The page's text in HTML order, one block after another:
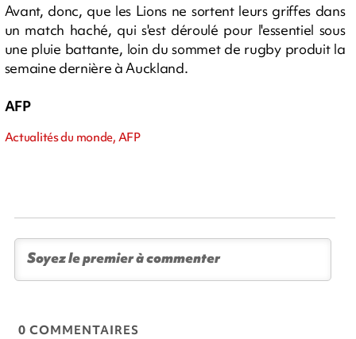
Avant, donc, que les Lions ne sortent leurs griffes dans
un match haché, qui s'est déroulé pour l'essentiel sous
une pluie battante, loin du sommet de rugby produit la
semaine dernière à Auckland.
AFP
Actualités du monde, AFP
0 COMMENTAIRES